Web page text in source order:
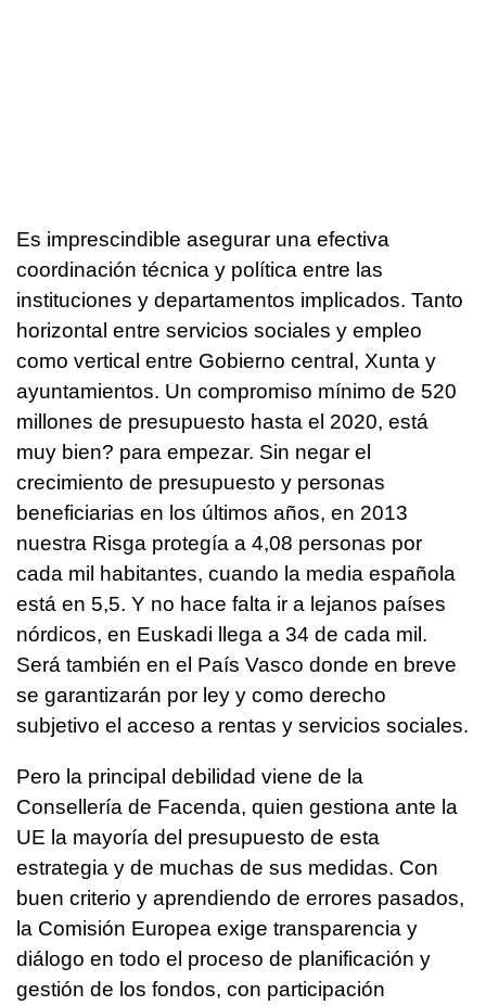
Es imprescindible asegurar una efectiva
coordinación técnica y política entre las
instituciones y departamentos implicados. Tanto
horizontal entre servicios sociales y empleo
como vertical entre Gobierno central, Xunta y
ayuntamientos. Un compromiso mínimo de 520
millones de presupuesto hasta el 2020, está
muy bien? para empezar. Sin negar el
crecimiento de presupuesto y personas
beneficiarias en los últimos años, en 2013
nuestra Risga protegía a 4,08 personas por
cada mil habitantes, cuando la media española
está en 5,5. Y no hace falta ir a lejanos países
nórdicos, en Euskadi llega a 34 de cada mil.
Será también en el País Vasco donde en breve
se garantizarán por ley y como derecho
subjetivo el acceso a rentas y servicios sociales.
Pero la principal debilidad viene de la
Consellería de Facenda, quien gestiona ante la
UE la mayoría del presupuesto de esta
estrategia y de muchas de sus medidas. Con
buen criterio y aprendiendo de errores pasados,
la Comisión Europea exige transparencia y
diálogo en todo el proceso de planificación y
gestión de los fondos, con participación